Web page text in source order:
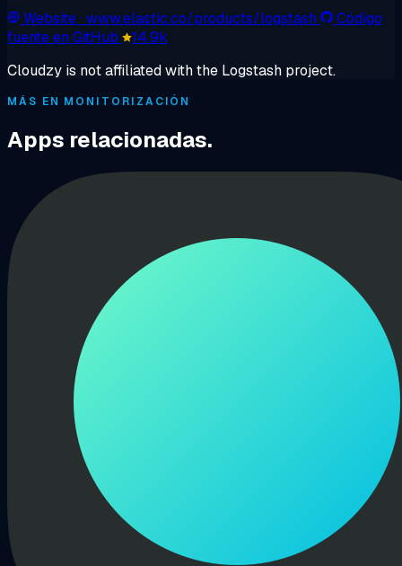
Website· www.elastic.co/products/logstash
Código
fuente en GitHub
14.9k
Cloudzy is not affiliated with the Logstash project.
MÁS EN MONITORIZACIÓN
Apps relacionadas.